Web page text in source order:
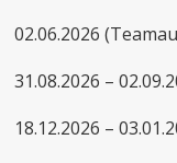
02.06.2026
31.08.2026 –
18.12.2026 –